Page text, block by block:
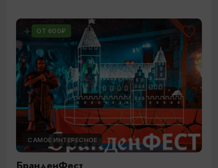
ОТ 600₽
САМОЕ ИНТЕРЕСНОЕ